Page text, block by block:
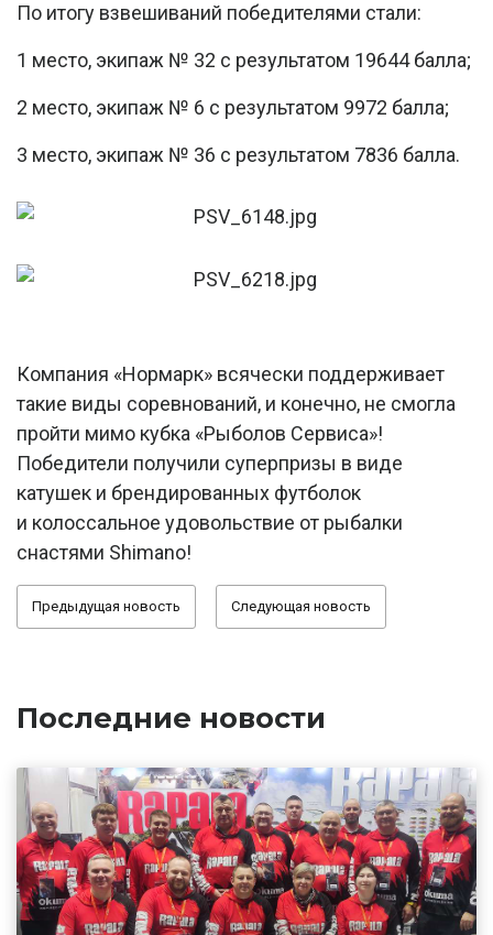
По итогу взвешиваний победителями стали:
1 место, экипаж № 32 с результатом 19644 балла;
2 место, экипаж № 6 с результатом 9972 балла;
3 место, экипаж № 36 с результатом 7836 балла.
Компания «Нормарк» всячески поддерживает
такие виды соревнований, и конечно, не смогла
пройти мимо кубка «Рыболов Сервиса»!
Победители получили суперпризы в виде
катушек и брендированных футболок
и колоссальное удовольствие от рыбалки
снастями Shimano!
Предыдущая новость Следующая новость
Последние новости